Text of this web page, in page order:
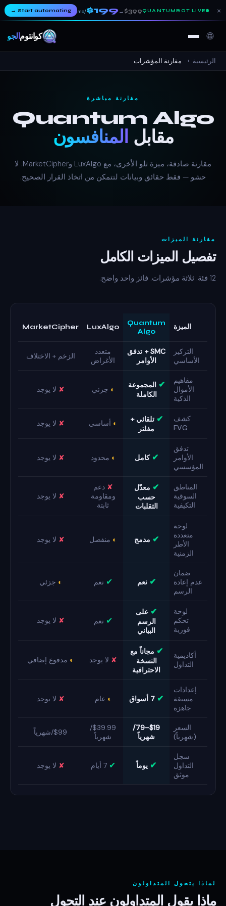
QUANTUMBOT LIVE
$399
→
$199
/mo
Start automating
→ ×
كوانتومألجو 🌐
الرئيسية › مقارنة المؤشرات
مقارنة مباشرة
Quantum Algo
مقابل المنافسون
مقارنة صادقة، ميزة تلو الأخرى، مع LuxAlgo وMarketCipher. لا
حشو — فقط حقائق وبيانات لتتمكن من اتخاذ القرار الصحيح.
مقارنة الميزات
تفصيل الميزات الكامل
12 فئة. ثلاثة مؤشرات. فائز واحد واضح.
الميزة
Quantum
Algo
LuxAlgo
MarketCipher
التركيز
الأساسي
SMC + تدفق
الأوامر
متعدد
الأغراض
الزخم + الاختلاف
مفاهيم
الأموال
الذكية
✔ المجموعة
الكاملة
◐ جزئي ✘ لا يوجد
كشف
FVG
✔ تلقائي +
مفلتر
◐ أساسي ✘ لا يوجد
تدفق
الأوامر
المؤسسي
✔ كامل ◐ محدود ✘ لا يوجد
المناطق
السوقية
التكيفية
✔ معدّل
حسب
التقلبات
✘ دعم
ومقاومة
ثابتة
✘ لا يوجد
لوحة
متعددة
الأطر
الزمنية
✔ مدمج ◐ منفصل ✘ لا يوجد
ضمان
عدم إعادة
الرسم
✔ نعم ✔ نعم ◐ جزئي
لوحة
تحكم
فورية
✔ على
الرسم
البياني
✔ نعم ✘ لا يوجد
أكاديمية
التداول
✔ مجاناً مع
النسخة
الاحترافية
✘ لا يوجد ◐ مدفوع إضافي
إعدادات
مسبقة
جاهزة
✔
◐ عام ✘ لا يوجد
السعر
(شهرياً)
$19–79/
شهرياً
$39.99/
شهرياً
$99/شهرياً
سجل
التداول
موثق
✔ يوماً ✔ 7 أيام ✘ لا يوجد
لماذا يتحول المتداولون
ماذا يقول المتداولون عند التحول